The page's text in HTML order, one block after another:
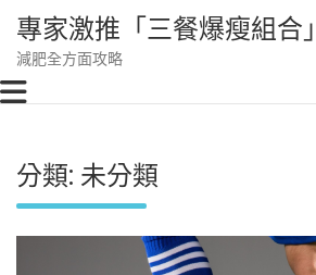
content
專家激推「三餐爆瘦組
減肥全方面攻略
分類: 未分類